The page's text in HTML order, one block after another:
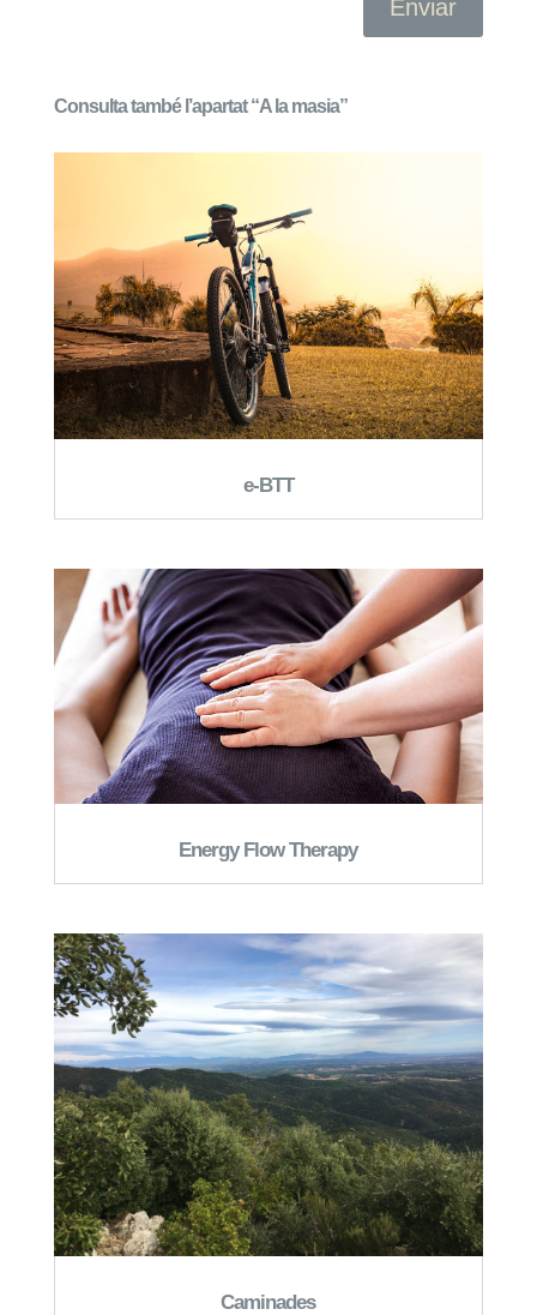
Enviar
Consulta també l’apartat “A la masia”
e-BTT
Energy Flow Therapy
Caminades